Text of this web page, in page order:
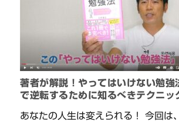
著者が解説！やってはいけない勉
で逆転するために知るべきテクニッ
あなたの人生は変えられる！ 今回は